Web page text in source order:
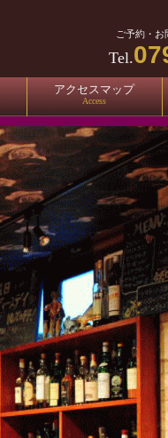
ご予約・
Tel.
アクセスマップ
Access